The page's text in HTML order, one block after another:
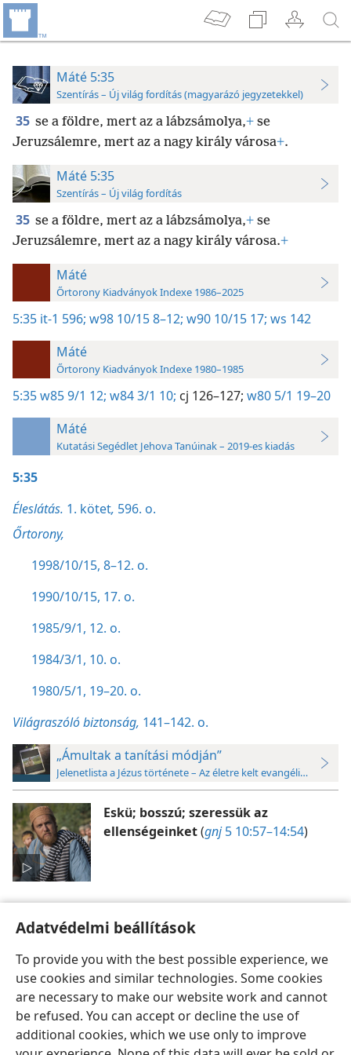
Adatvédelmi beállítások
To provide you with the best possible experience, we
use cookies and similar technologies. Some cookies
are necessary to make our website work and cannot
be refused. You can accept or decline the use of
additional cookies, which we use only to improve
Máté 5:35
Szentírás – Új világ fordítás (magyarázó jegyzetekkel)
35 se a földre, mert az a lábzsámolya,+ se
Jeruzsálemre, mert az a nagy király városa+.
Máté 5:35
Szentírás – Új világ fordítás
35 se a földre, mert az a lábzsámolya,+ se
Jeruzsálemre, mert az a nagy király városa.+
Máté
Őrtorony Kiadványok Indexe 1986–2025
5:35 it-1 596; w98 10/15 8–12; w90 10/15 17; ws 142
Máté
Őrtorony Kiadványok Indexe 1980–1985
5:35w85 9/1 12; w84 3/1 10; cj 126–127; w80 5/1 19–20
Máté
Kutatási Segédlet Jehova Tanúinak – 2019-es kiadás
5:35
Éleslátás. 1. kötet, 596. o.
Őrtorony,
1998/10/15, 8–12. o.
1990/10/15, 17. o.
1985/9/1, 12. o.
1984/3/1, 10. o.
1980/5/1, 19–20. o.
Világraszóló biztonság, 141–142. o.
„Ámultak a tanítási módján”
Jelenetlista a Jézus története – Az életre kelt evangéliumok
Eskü; bosszú; szeressük az
ellenségeinket(gnj5 10:57–14:54)
Magyar Beállítások
Copyright© 2026 Watch Tower Bible and Tract Society of Pennsylvania
Felhasználási feltételek
Bizalmas információra vonatkozó szabályok
Adatvédelmi beállítások
JW.ORG Bejelentkezés